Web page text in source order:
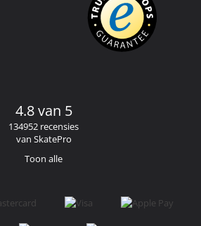
4.8 van 5
134952 recensies
van SkatePro
Toon alle